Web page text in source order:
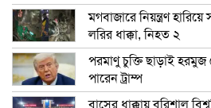
মগবাজারে নিয়ন্ত্রণ
লরির ধাক্কা, নিহত ২
পরমাণু চুক্তি ছাড়াই হরমুজ
পারেন ট্রাম্প
বাসের ধাক্কায় বরিশাল